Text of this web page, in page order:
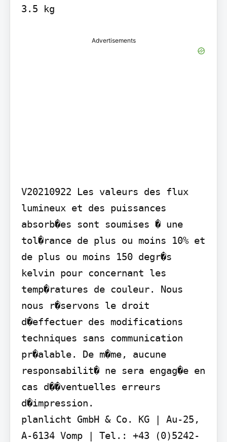
3.5 kg
Advertisements
V20210922 Les valeurs des flux
lumineux et des puissances
absorb�es sont soumises � une
tol�rance de plus ou moins 10% et
de plus ou moins 150 degr�s
kelvin pour concernant les
temp�ratures de couleur. Nous
nous r�servons le droit
d�effectuer des modifications
techniques sans communication
pr�alable. De m�me, aucune
responsabilit� ne sera engag�e en
cas d��ventuelles erreurs
d�impression.
planlicht GmbH & Co. KG | Au-25,
A-6134 Vomp | Tel.: +43 (0)5242-